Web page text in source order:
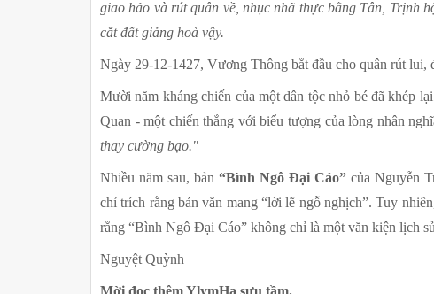
giao hảo và rút quân về, nhục nhã thực bằng Tân, Trịnh
cắt đất giảng hoà vậy.
Ngày 29-12-1427, Vương Thông bắt đầu cho quân rút lui,
Mười năm kháng chiến của một dân tộc nhỏ bé đã khép
Quan - một chiến thắng với biểu tượng của lòng nhân
thay cường bạo."
Nhiều năm sau, bản “Bình Ngô Đại Cáo” của Nguyễn
chỉ trích rằng bản văn mang “lời lẽ ngỗ nghịch”. Tuy
rằng “Bình Ngô Đại Cáo” không chỉ là một văn kiện lịch
Nguyệt Quỳnh
Mời đọc thêm YlymHa sưu tầm.